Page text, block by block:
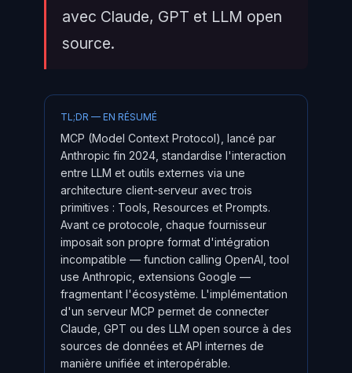
avec Claude, GPT et LLM open
source.
TL;DR — EN RÉSUMÉ
MCP (Model Context Protocol), lancé par
Anthropic fin 2024, standardise l'interaction
entre LLM et outils externes via une
architecture client-serveur avec trois
primitives : Tools, Resources et Prompts.
Avant ce protocole, chaque fournisseur
imposait son propre format d'intégration
incompatible — function calling OpenAI, tool
use Anthropic, extensions Google —
fragmentant l'écosystème. L'implémentation
d'un serveur MCP permet de connecter
Claude, GPT ou des LLM open source à des
sources de données et API internes de
manière unifiée et interopérable.